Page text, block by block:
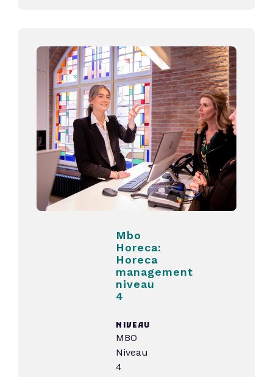
Mbo
Horeca:
Horeca
management
niveau
4
NIVEAU
MBO
Niveau
4